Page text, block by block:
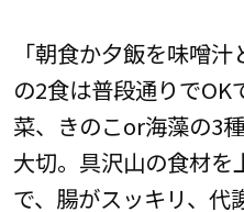
「朝食か夕飯を味噌
の2食は普段通りでOK
菜、きのこor海藻の3
大切。具沢山の食材を
で、腸がスッキリ、代